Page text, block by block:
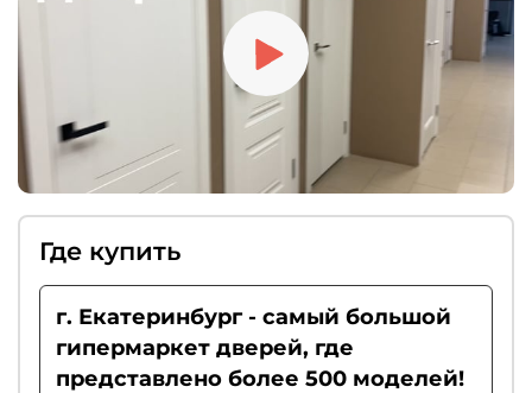
Где купить
г. Екатеринбург - самый большой
гипермаркет дверей, где
представлено более 500 моделей!